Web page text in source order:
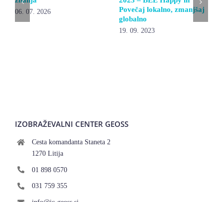
06. 07. 2026
Povečaj lokalno, zmanjšaj
globalno
19. 09. 2023
IZOBRAŽEVALNI CENTER GEOSS
Cesta komandanta Staneta 2
1270 Litija
01 898 0570
031 759 355